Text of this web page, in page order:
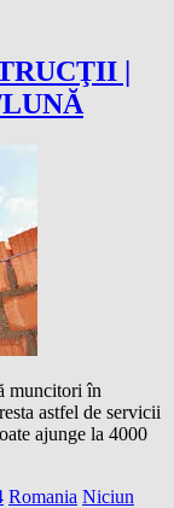
|
muncitori în
astfel de servicii
ajunge la 4000
Romania Niciun